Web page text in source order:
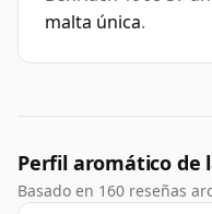
malta única.
Perfil aromático de
Basado en 160 reseñas